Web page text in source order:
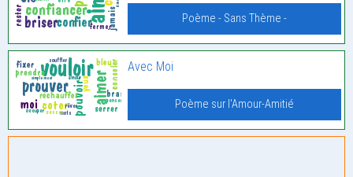
Poème - Sans Thème -
Avec Moi
Poème sur l'Amour-Amitié